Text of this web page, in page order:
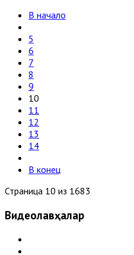
В начало
5
6
7
8
9
10
11
12
13
14
В конец
Страница 10 из 1683
Видеолавҳалар